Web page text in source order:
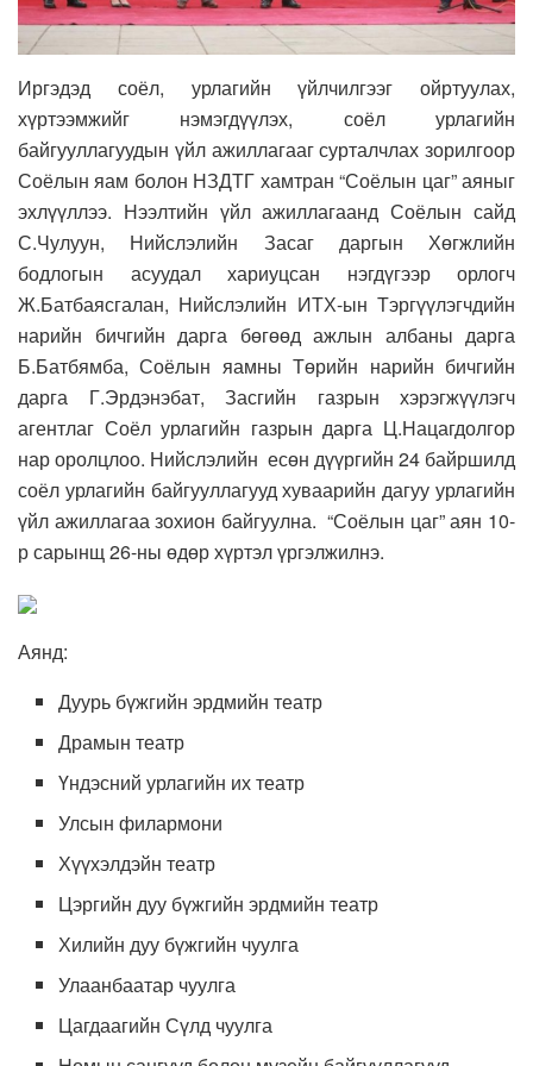
Иргэдэд соёл, урлагийн үйлчилгээг ойртуулах,
хүртээмжийг нэмэгдүүлэх, соёл урлагийн
байгууллагуудын үйл ажиллагааг сурталчлах зорилгоор
Соёлын яам болон НЗДТГ хамтран “Соёлын цаг” аяныг
эхлүүллээ. Нээлтийн үйл ажиллагаанд Соёлын сайд
С.Чулуун, Нийслэлийн Засаг даргын Хөгжлийн
бодлогын асуудал хариуцсан нэгдүгээр орлогч
Ж.Батбаясгалан, Нийслэлийн ИТХ-ын Тэргүүлэгчдийн
нарийн бичгийн дарга бөгөөд ажлын албаны дарга
Б.Батбямба, Соёлын яамны Төрийн нарийн бичгийн
дарга Г.Эрдэнэбат, Засгийн газрын хэрэгжүүлэгч
агентлаг Соёл урлагийн газрын дарга Ц.Нацагдолгор
нар оролцлоо. Нийслэлийн есөн дүүргийн 24 байршилд
соёл урлагийн байгууллагууд хуваарийн дагуу урлагийн
үйл ажиллагаа зохион байгуулна. “Соёлын цаг” аян 10-
р сарынщ 26-ны өдөр хүртэл үргэлжилнэ.
Аянд:
Дуурь бүжгийн эрдмийн театр
Драмын театр
Үндэсний урлагийн их театр
Улсын филармони
Хүүхэлдэйн театр
Цэргийн дуу бүжгийн эрдмийн театр
Хилийн дуу бүжгийн чуулга
Улаанбаатар чуулга
Цагдаагийн Сүлд чуулга